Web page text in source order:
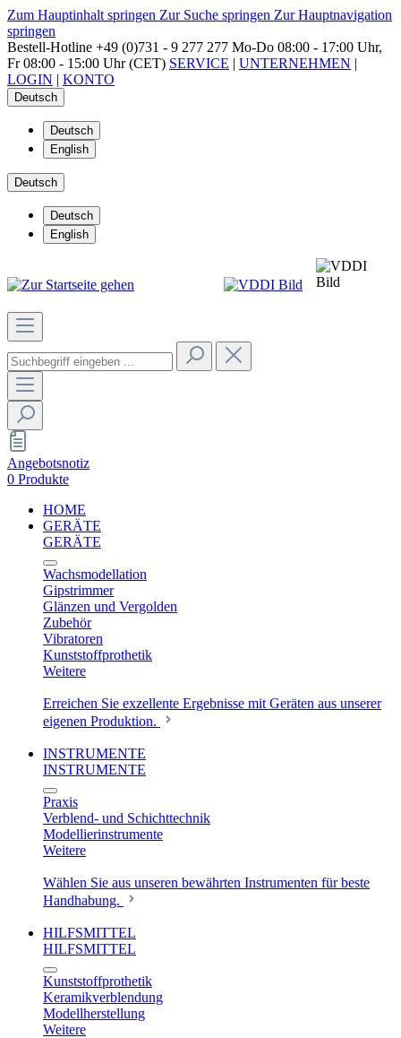
Zum Hauptinhalt springen Zur Suche springen Zur Hauptnavigation
springen
Bestell-Hotline +49 (0)731 - 9 277 277 Mo-Do 08:00 - 17:00 Uhr,
Fr 08:00 - 15:00 Uhr (CET) SERVICE | UNTERNEHMEN |
LOGIN | KONTO
Deutsch
Deutsch
English
Deutsch
Deutsch
English
Angebotsnotiz
0 Produkte
HOME
GERÄTE
GERÄTE
Wachsmodellation
Gipstrimmer
Glänzen und Vergolden
Zubehör
Vibratoren
Kunststoffprothetik
Weitere
Erreichen Sie exzellente Ergebnisse mit Geräten aus unserer
eigenen Produktion.
INSTRUMENTE
INSTRUMENTE
Praxis
Verblend- und Schichttechnik
Modellierinstrumente
Weitere
Wählen Sie aus unseren bewährten Instrumenten für beste
Handhabung.
HILFSMITTEL
HILFSMITTEL
Kunststoffprothetik
Keramikverblendung
Modellherstellung
Weitere